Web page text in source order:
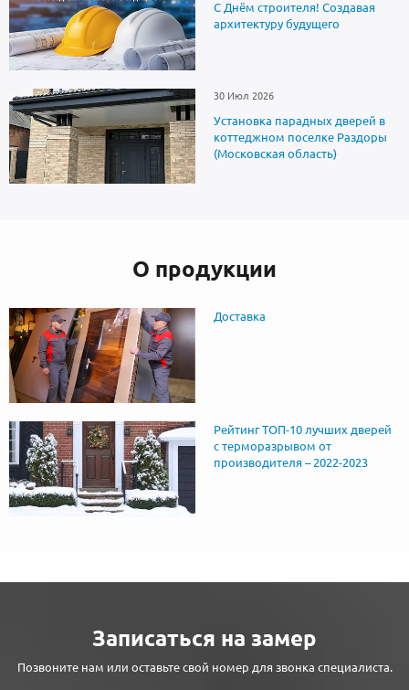
С Днём строителя! Создавая
архитектуру будущего
30 Июл 2026
Установка парадных дверей в
коттеджном поселке Раздоры
(Московская область)
О продукции
Доставка
Рейтинг ТОП-10 лучших дверей
с терморазрывом от
производителя – 2022-2023
Записаться на замер
Позвоните нам или оставьте свой номер для звонка специалиста.